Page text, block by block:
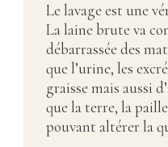
Le lavage est une
La laine brute va
débarrassée des
que l’urine, les
graisse mais aussi
que la terre, la
pouvant altérer la